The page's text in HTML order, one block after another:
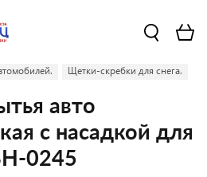
Щетки-скребки для снега.
авто
с насадкой для
0245